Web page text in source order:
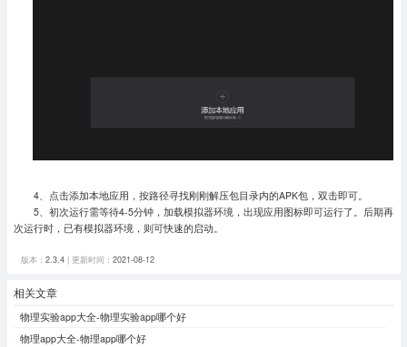
4、点击添加本地应用，按路径寻找刚刚解压包目录内的APK包，双击即可。
5、初次运行需等待4-5分钟，加载模拟器环境，出现应用图标即可运行了。
后期再
次运行时，已有模拟器环境，则可快速的启动。
版本： 2.3.4| 更新时间： 2021-08-12
相关文章
物理实验app大全-物理实验app哪个好
物理app大全-物理app哪个好